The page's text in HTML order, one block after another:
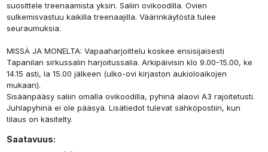
suosittele treenaamista yksin. Saliin ovikoodilla. Ovien
sulkemisvastuu kaikilla treenaajilla. Väärinkäytöstä tulee
seuraumuksia.
MISSÄ JA MONELTA: Vapaaharjoittelu koskee ensisijaisesti
Tapanilan sirkussalin harjoitussalia. Arkipäivisin klo 9.00-15.00, ke
14.15 asti, la 15.00 jälkeen (ulko-ovi kirjaston aukioloaikojen
mukaan).
Sisäänpääsy saliin omalla ovikoodilla, pyhinä alaovi A3 rajoitetusti.
Juhlapyhinä ei ole pääsyä. Lisätiedot tulevat sähköpostiin, kun
tilaus on käsitelty.
Näyttämölle vaaditaan pääsääntöisesti yksityisvaraus:
Saatavuus: